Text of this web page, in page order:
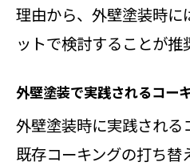
理由から、外壁塗装時に
ットで検討することが推
外壁塗装で実践されるコー
外壁塗装時に実践される
既存コーキングの打ち